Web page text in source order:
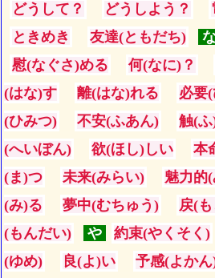
どうして？
どうしよう？
ときめき
友達(ともだち)
慰(なぐさ)める
何(なに)？
(はな)す
離(はな)れる 必要
(ひみつ)
不安(ふあん) 触(
(へいぼん)
欲(ほし)しい 本
(ま)つ
未来(みらい) 魅力的
(み)る
夢中(むちゅう) 戻(
(もんだい)
や 約束(やくそく)
(ゆめ)
良(よ)い 予感(よか